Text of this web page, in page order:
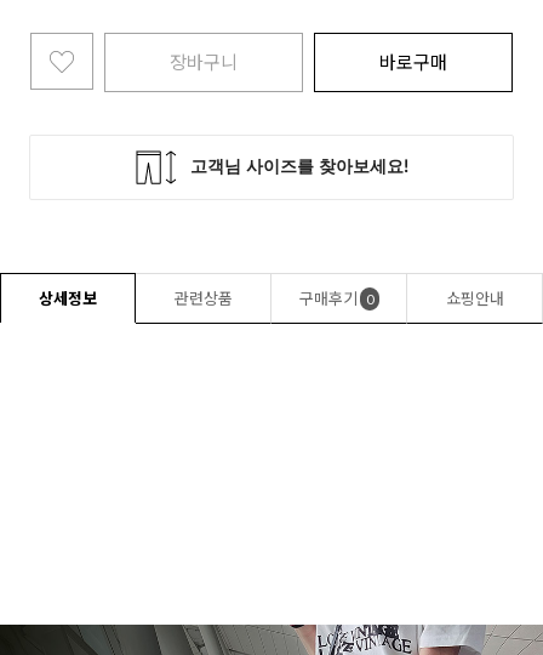
장바구니 바로구매
상세정보 관련상품 구매후기 0 쇼핑안내